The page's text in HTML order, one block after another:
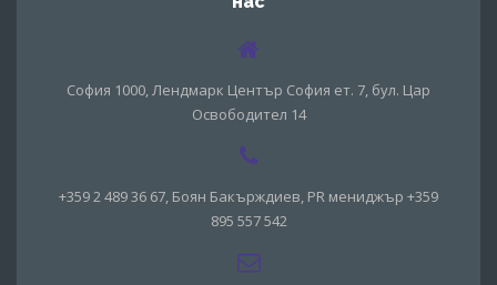
София 1000, Лендмарк Център София ет. 7, бул. Цар
Освободител 14
+359 2 489 36 67, Боян Бакърждиев, PR мениджър +359
895 557 542